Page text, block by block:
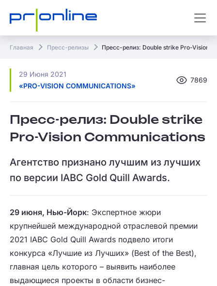
Главная Пресс-релизы Пресс-релиз: Double strike Pro-Vision
29 Июня 2021
«PRO-VISION COMMUNICATIONS»
7869
Пресс-релиз: Double strike
Pro-Vision Communications
Агентство признано лучшим из лучших
по версии IABC Gold Quill Awards.
29 июня, Нью-Йорк: Экспертное жюри
крупнейшей международной отраслевой премии
2021 IABC Gold Quill Awards подвело итоги
конкурса «Лучшие из Лучших» (Best of the Best),
главная цель которого – выявить наиболее
выдающиеся проекты в области бизнес-